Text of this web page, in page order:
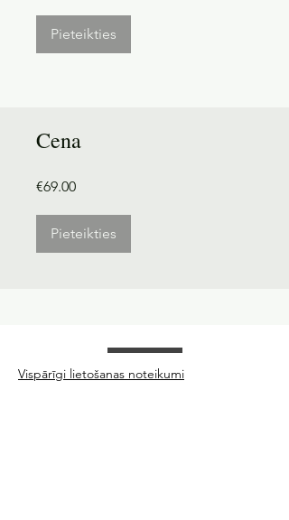
Pieteikties
Cena
€69.00
Pieteikties
Vispārīgi lietošanas noteikumi